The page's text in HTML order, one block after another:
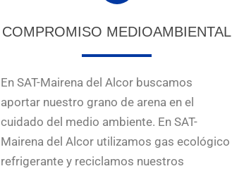
COMPROMISO MEDIOAMBIENTAL
En SAT-Mairena del Alcor buscamos
aportar nuestro grano de arena en el
cuidado del medio ambiente. En SAT-
Mairena del Alcor utilizamos gas ecológico
refrigerante y reciclamos nuestros